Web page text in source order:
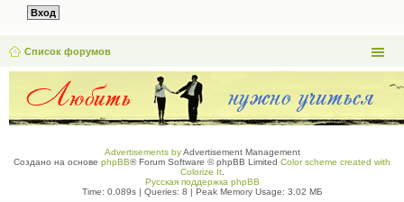
Список форумов
Advertisements byAdvertisement Management
Создано на основе phpBB® Forum Software © phpBB Limited Color scheme created with
Colorize It.
Русская поддержка phpBB
Time: 0.089s| Queries: 8 | Peak Memory Usage: 3.02 МБ